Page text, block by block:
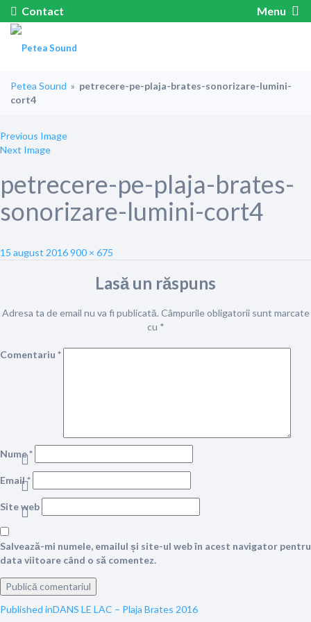
Contact Menu
Petea Sound » petrecere-pe-plaja-brates-sonorizare-lumini-
cort4
Previous Image
Next Image
petrecere-pe-plaja-brates-
sonorizare-lumini-cort4
Posted
15 august 2016Full
900 × 675
Lasă un răspuns
Adresa ta de email nu va fi publicată. Câmpurile obligatorii sunt marcate
cu *
Comentariu *
Nume*
Email*
Site web
Salvează-mi numele, emailul și site-ul web în acest navigator pentru
data viitoare când o să comentez.
Navigare
Published inDANS LE LAC – Plaja Brates 2016